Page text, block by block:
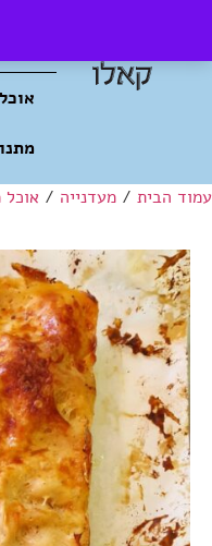
עמוד הבית / מעדנייה / אוכל